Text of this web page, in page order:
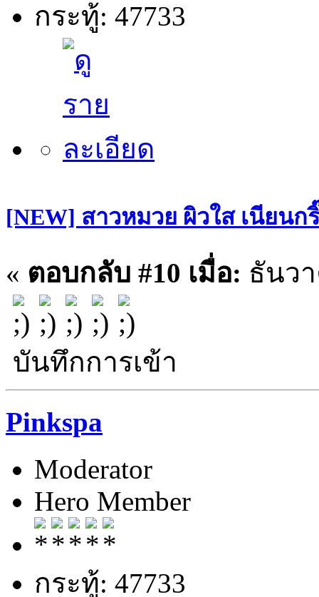
กระทู้: 47733
[NEW] สาวหมวย ผิวใส เนียนก
« ตอบกลับ #10 เมื่อ: ธันวา
บันทึกการเข้า
Pinkspa
Moderator
Hero Member
กระทู้: 47733